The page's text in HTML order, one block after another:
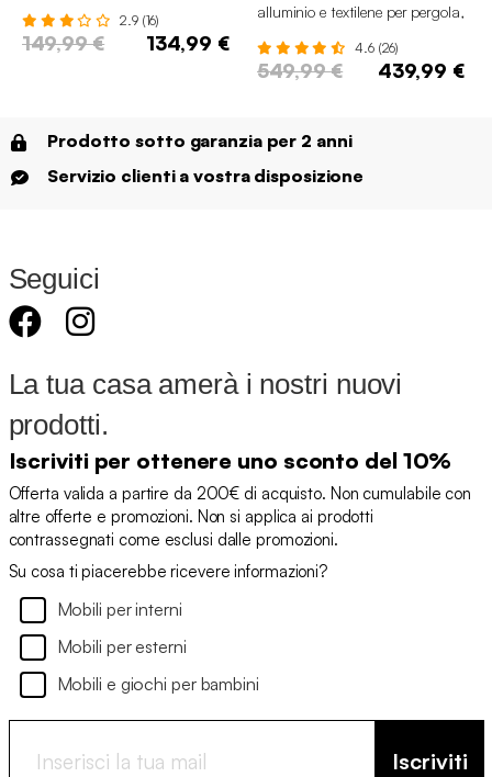
2.9 (16)
149,99 € 134,99 €
alluminio e textilene per pergola,
4.6 (26)
549,99 € 439,99 €
Prodotto sotto garanzia per 2 anni
Servizio clienti a vostra disposizione
Seguici
La tua casa amerà i nostri nuovi
prodotti.
Iscriviti per ottenere uno sconto del 10%
Offerta valida a partire da 200€ di acquisto. Non cumulabile con
altre offerte e promozioni. Non si applica ai prodotti
contrassegnati come esclusi dalle promozioni.
Su cosa ti piacerebbe ricevere informazioni?
Mobili per interni
Mobili per esterni
Mobili e giochi per bambini
Iscriviti